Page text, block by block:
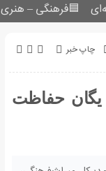
🟦فرهنگی – هنری
چاپ خبر
توسط یگان حفاظت